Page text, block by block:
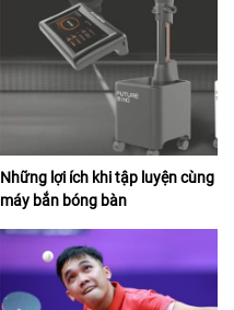
Những lợi ích khi tập luyện cùng
máy bắn bóng bàn